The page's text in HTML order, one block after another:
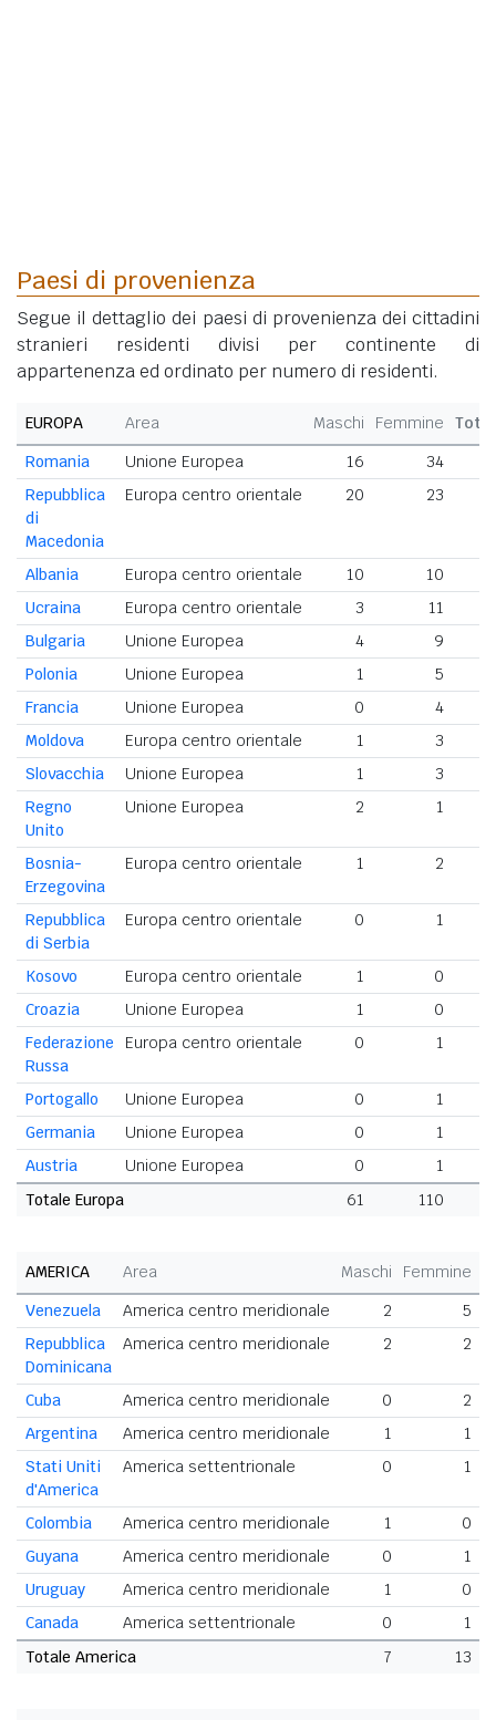
Paesi di provenienza
Segue il dettaglio dei paesi di provenienza dei cittadini
stranieri residenti divisi per continente di
appartenenza ed ordinato per numero di residenti.
EUROPA Area Maschi Femmine
Romania
Unione Europea 16 34
Repubblica
di
Macedonia
Europa centro orientale 20 23
Albania Europa centro orientale 10 10
Ucraina
Europa centro orientale 3 11
Bulgaria
Unione Europea 4 9
Polonia
Unione Europea 1 5
Francia
Unione Europea 0
4
Moldova
Europa centro orientale 1
3
Slovacchia
Unione Europea 1
3
Regno
Unito
Unione Europea 2 1
Bosnia-
Erzegovina
Europa centro orientale 1 2
Repubblica
di Serbia
Europa centro orientale 0 1
Kosovo Europa centro orientale 1
0
Croazia
Unione Europea 1
0
Federazione
Russa
Europa centro orientale 0 1
Portogallo Unione Europea 0
1
Germania
Unione Europea 0
1
Austria
Unione Europea 0
1
Totale Europa
61 110
AMERICA Area Maschi Femmine
Venezuela
America centro meridionale 2
5
Repubblica
Dominicana
America centro meridionale 2 2
Cuba America centro meridionale 0
2
Argentina
America centro meridionale 1
1
Stati Uniti
d'America
America settentrionale 0 1
Colombia America centro meridionale 1
0
Guyana
America centro meridionale 0
1
Uruguay
America centro meridionale 1
0
Canada
America settentrionale 0
1
Totale America
7 13